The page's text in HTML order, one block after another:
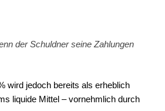
der Schuldner seine Zahlungen
wird jedoch bereits als erheblich
liquide Mittel – vornehmlich durch